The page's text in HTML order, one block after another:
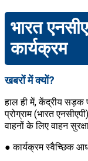
भारत
कार्यक्रम
खबरों में क्यों?
हाल ही में, केंद्रीय सड़क
प्रोग्राम (भारत
वाहनों के लिए वाहन
● कार्यक्रम स्वैच्छिक